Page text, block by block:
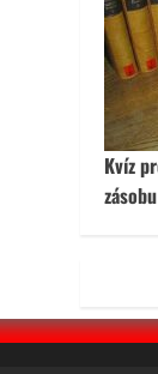
Kvíz